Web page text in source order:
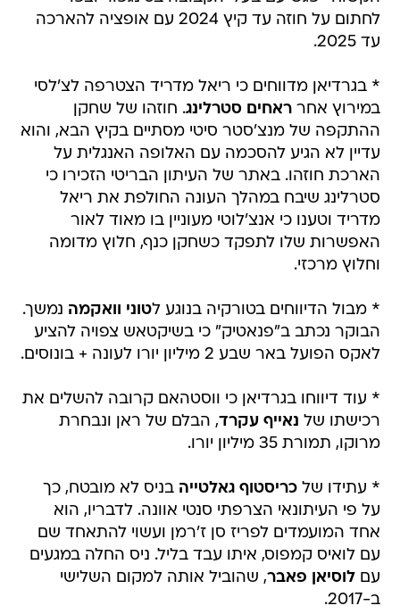
לחתום על חוזה עד קיץ 2024 עם אופציה להארכה
עד 2025.
* בגרדיאן מדווחים כי ריאל מדריד הצטרפה לצ'לסי
במירוץ אחרראחים סטרלינג. חוזהו של שחקן
ההתקפה של מנצ'סטר סיטי מסתיים בקיץ הבא, והוא
עדיין לא הגיע להסכמה עם האלופה האנגלית על
הארכת חוזהו. באתר של העיתון הבריטי הזכירו כי
סטרלינג שיבח במהלך העונה החולפת את ריאל
מדריד וטענו כי אנצ'לוטי מעוניין בו מאוד לאור
האפשרות שלו לתפקד כשחקן כנף, חלוץ מדומה
וחלוץ מרכזי.
* מבול הדיווחים בטורקיה בנוגע לטוני וואקמה נמשך.
הבוקר נכתב ב"פנאטיק" כי בשיקטאש צפויה להציע
לאקס הפועל באר שבע 2 מיליון יורו לעונה + בונוסים.
* עוד דיווחו בגרדיאן כי ווסטהאם קרובה להשלים את
רכישתו של נאייף עקרד, הבלם של ראן ונבחרת
מרוקו, תמורת 35 מיליון יורו.
* עתידו שלכריסטוף גאלטייה בניס לא מובטח, כך
על פי העיתונאי הצרפתי סנטי אוונה. לדבריו, הוא
אחד המועמדים לפריז סן ז'רמן ועשוי להתאחד שם
עם לואיס קמפוס, איתו עבד בליל. ניס החלה במגעים
עםלוסיאן פאבר, שהוביל אותה למקום השלישי
ב-2017.